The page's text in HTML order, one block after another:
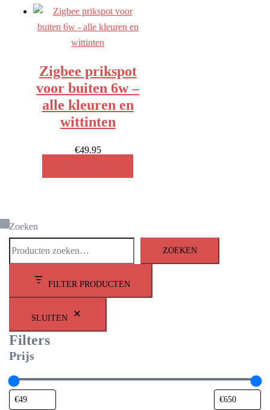
Zigbee prikspot
voor buiten 6w –
alle kleuren en
wittinten
€49.95
Zoeken
ZOEKEN
FILTER PRODUCTEN
SLUITEN
Filters
Prijs